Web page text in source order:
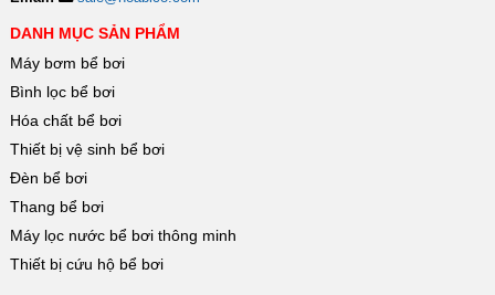
DANH MỤC SẢN PHẨM
Máy bơm bể bơi
Bình lọc bể bơi
Hóa chất bể bơi
Thiết bị vệ sinh bể bơi
Đèn bể bơi
Thang bể bơi
Máy lọc nước bể bơi thông minh
Thiết bị cứu hộ bể bơi